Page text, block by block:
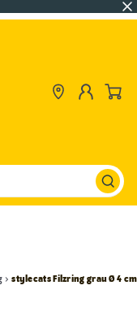
stylecats Filzring grau Ø 4 cm